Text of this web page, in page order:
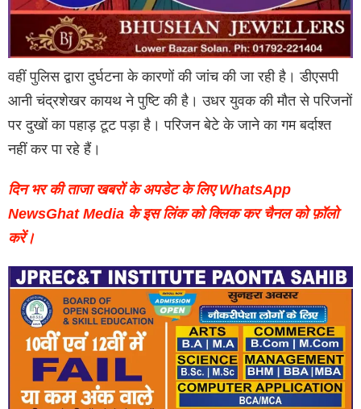
वहीं पुलिस द्वारा दुर्घटना के कारणों की जांच की जा रही है। डीएसपी
आनी चंद्रशेखर कायथ ने पुष्टि की है। उधर युवक की मौत से परिजनों
पर दुखों का पहाड़ टूट पड़ा है। परिजन बेटे के जाने का गम बर्दाश्त
नहीं कर पा रहे हैं।
दिन भर की ताजा खबरों के अपडेट के लिए WhatsApp
NewsGhat Media के इस लिंक को क्लिक कर चैनल को फ़ॉलो
करें।